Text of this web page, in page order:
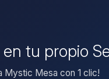
tu propio
Mystic Mesa con 1 clic!